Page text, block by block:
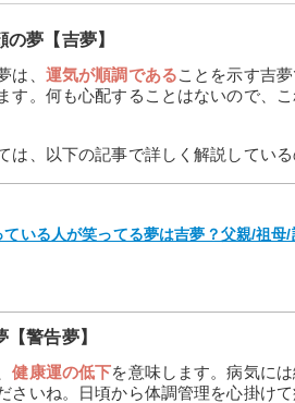
夢【吉夢】
は、 運気が順調であることを示す吉
す。何も心配することはないので、
は、以下の記事で詳しく解説している
ている人が笑ってる夢は吉夢？父親/祖母
警告夢】
健康運の低下を意味します。病気に
さいね。日頃から体調管理を心掛け